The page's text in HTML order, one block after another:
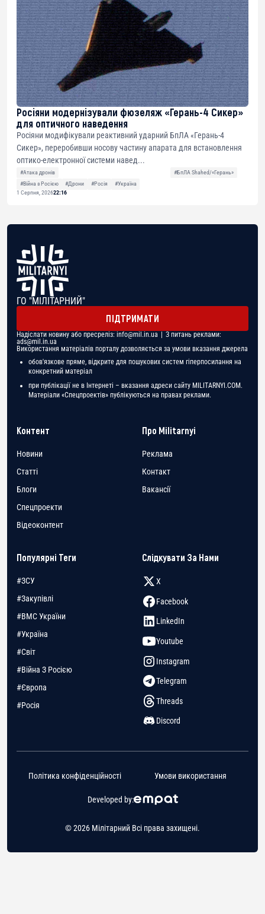
Росіяни модернізували фюзеляж «Герань-4 Сикер»
для оптичного наведення
Росіяни модифікували реактивний ударний БпЛА «Герань-4
Сикер», переробивши носову частину апарата для встановлення
оптико-електронної системи навед...
#Атака дронів
#БпЛА Shahed/«Герань»
#Війна з Росією
#Дрони #Росія
#Україна
1 Серпня, 202622:16
ГО "МІЛІТАРНИЙ"
ПІДТРИМАТИ
Надіслати новину або пресреліз: info@mil.in.ua | З питань реклами:
ads@mil.in.ua
Використання матеріалів порталу дозволяється за умови вказання джерела
обов'язкове пряме, відкрите для пошукових систем гіперпосилання на
конкретний матеріал
при публікації не в Інтернеті – вказання адреси сайту MILITARNYI.COM.
Матеріали «Спецпроектів» публікуються на правах реклами.
Контент
Новини
Статті
Блоги
Спецпроекти
Відеоконтент
Про Militarnyi
Реклама
Контакт
Вакансії
Популярні Теги
#ЗСУ
#Закупівлі
#ВМС України
#Україна
#Світ
#Війна З Росією
#Європа
#Росія
Слідкувати За Нами
X
Facebook
LinkedIn
Youtube
Instagram
Telegram
Threads
Discord
© 2026 Мілітарний Всі права захищені.
Developed by:
Політика конфіденційності Умови використання